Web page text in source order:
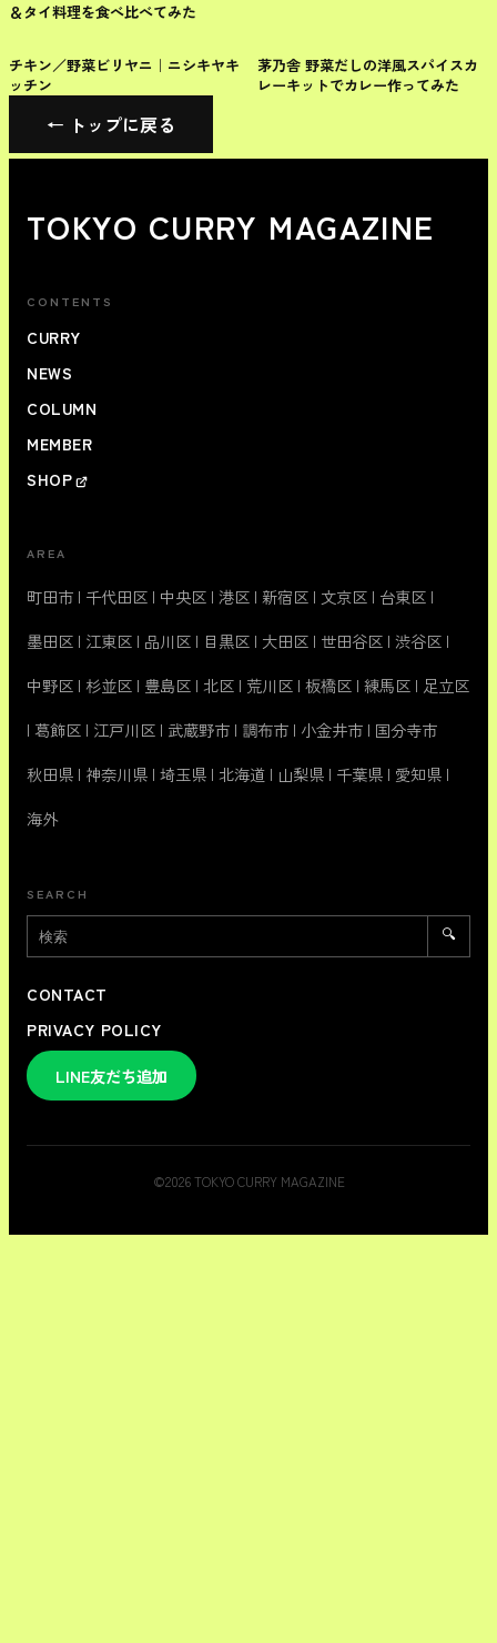
＆タイ料理を食べ比べてみた
レトルト
チキン／野菜ビリヤニ｜ニシキヤキ
ッチン
レトルト
茅乃舎 野菜だしの洋風スパイスカ
レーキットでカレー作ってみた
← トップに戻る
TOKYO CURRY MAGAZINE
CONTENTS
CURRY
NEWS
COLUMN
MEMBER
SHOP
AREA
町田市 | 千代田区 | 中央区 | 港区 | 新宿区 | 文京区 | 台東区 |
墨田区 | 江東区 | 品川区 | 目黒区 | 大田区 | 世田谷区 | 渋谷区 |
中野区 | 杉並区 | 豊島区 | 北区 | 荒川区 | 板橋区 | 練馬区 | 足立区
| 葛飾区 | 江戸川区 | 武蔵野市 | 調布市 | 小金井市 | 国分寺市
秋田県 | 神奈川県 | 埼玉県 | 北海道 | 山梨県 | 千葉県 | 愛知県 |
海外
SEARCH
🔍
CONTACT
PRIVACY POLICY
LINE友だち追加
©2026TOKYO CURRY MAGAZINE